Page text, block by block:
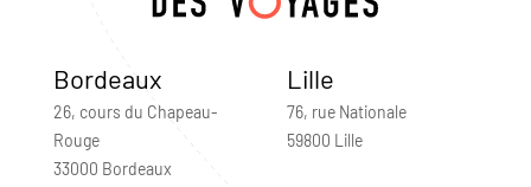
Bordeaux
26, cours du Chapeau-
Rouge
33000 Bordeaux
Lille
76, rue Nationale
59800 Lille